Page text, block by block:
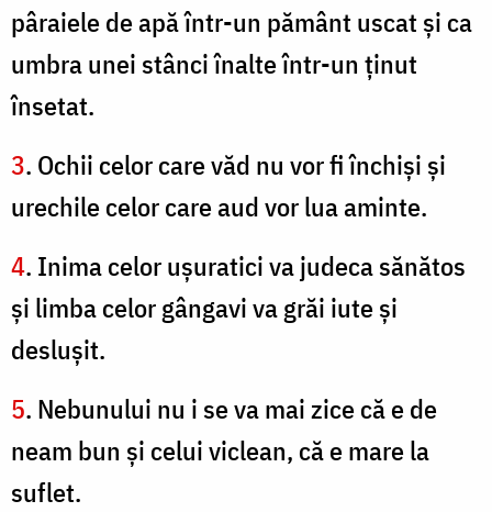
pâraiele de apă într-un pământ uscat şi ca
umbra unei stânci înalte într-un ţinut
însetat.
3. Ochii celor care văd nu vor fi închişi şi
urechile celor care aud vor lua aminte.
4. Inima celor uşuratici va judeca sănătos
şi limba celor gângavi va grăi iute şi
desluşit.
5. Nebunului nu i se va mai zice că e de
neam bun şi celui viclean, că e mare la
suflet.